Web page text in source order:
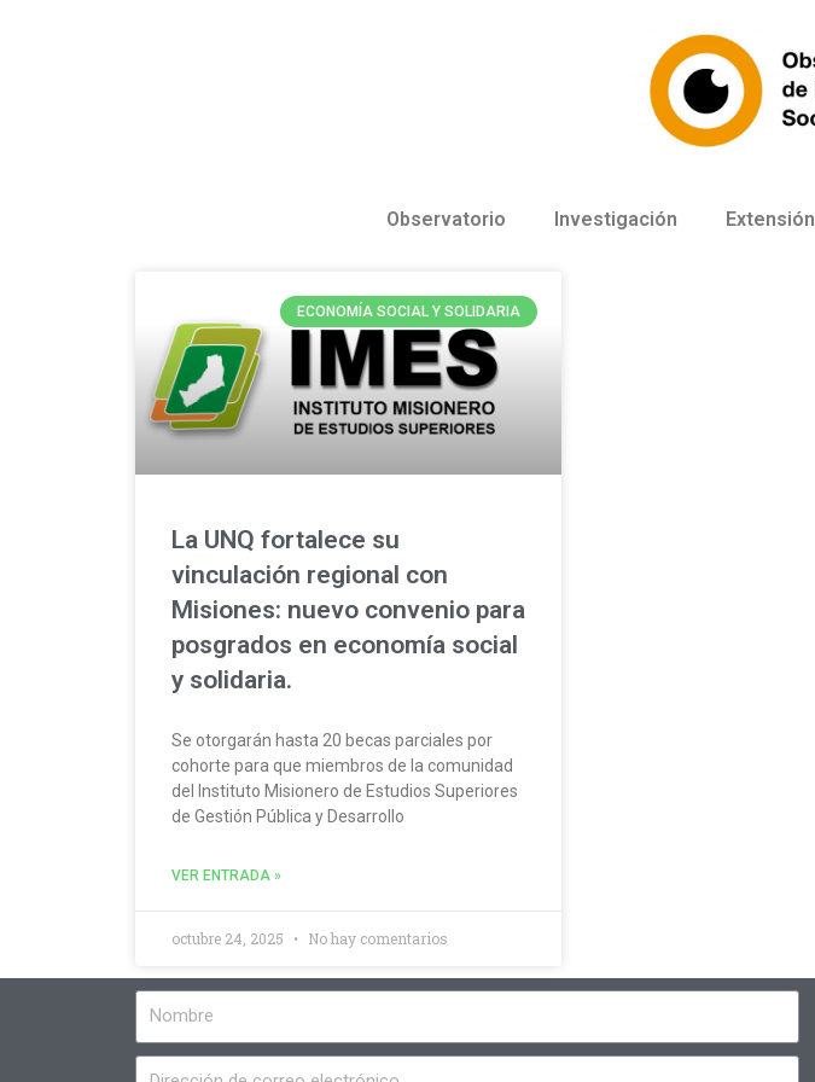
Observatorio Investigación Extensión
ECONOMÍA SOCIAL Y SOLIDARIA
La UNQ fortalece su
vinculación regional con
Misiones: nuevo convenio para
posgrados en economía social
y solidaria.
Se otorgarán hasta 20 becas parciales por
cohorte para que miembros de la comunidad
del Instituto Misionero de Estudios Superiores
de Gestión Pública y Desarrollo
VER ENTRADA »
octubre 24, 2025 No hay comentarios